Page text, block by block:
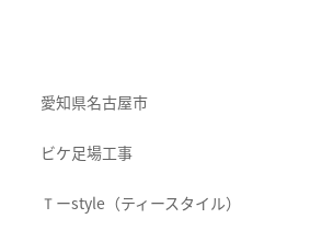
愛知県名古屋市
ビケ足場工事
Ｔーstyle（ティースタイル）